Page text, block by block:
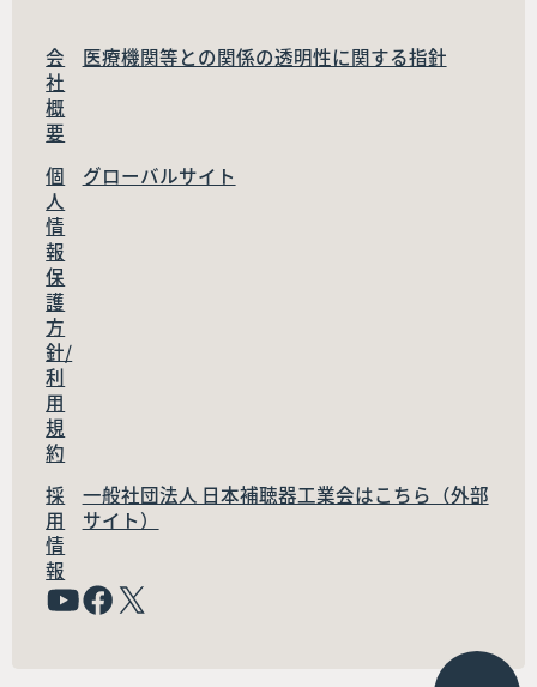
会
社
概
要
医療機関等との関係の透明性に関する指針
個
人
情
報
保
護
方
針/
利
用
規
約
グローバルサイト
採
用
情
報
一般社団法人 日本補聴器工業会はこちら（外部
サイト）